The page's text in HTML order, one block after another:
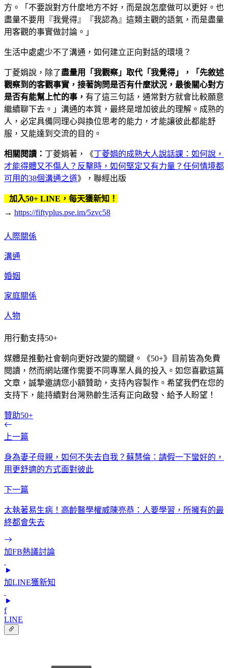
方。「不要說對方什麼地方不好，而是說怎麼做可以更好。也
盡量不要用『我覺得』『我認為』這類主觀的語氣，而是盡量
用客觀的事實做討論。」
生活中處處少不了溝通，如何建立正向對話的環境？
丁菱娟說，除了盡量用「我觀察」取代「我覺得」，「先敘述
觀察到的客觀事實，接著詢問是否有什麼狀況，最後關心對方
是否有能幫上忙的事， 有了這三句話，通常對方就會比較願意
繼續聊下去。」溝通的本質，最終是增加彼此的理解。成熟的
人，必定具備同理心與換位思考的能力，才能讓彼此都能舒
服，又能達到交流的目的。
相關 閱讀： 丁菱娟著，《丁菱娟的成熟大人說話課：如何說，
才能得體又不傷人？反擊時，如何堅定又有力量？任何情境都
可用的38個溝通之道》，聯經出版
加入50+ LINE，每天獲新知！
→ https://fiftyplus.pse.im/5zvc58
人際關係
溝通
婚姻
家庭關係
人物
用行動支持50+
媒體是推動社會朝向更好改變的關鍵。《50+》目前皆為免費
閱讀，然而網站運作需要不同專業人員的投入。如您喜歡這篇
文章，誠摯邀請您小額贊助，支持內容製作。希望我們在您的
支持下，能持續對台灣熟齡生活有正向啟發、給予人盼望！
贊助50+
上一篇
身為妻子母親，如何不失去自我？蘇慧倫：請假一下蠻好的，
用更舒適的方式面對彼此
下一篇
太執著易生病！高齡醫學權威陳亮恭：人要學習，所擁有的最
終都會失去
加FB熱議討論
加LINE獲新知
f
LINE